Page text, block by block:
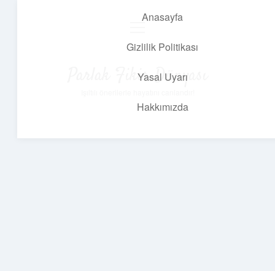
Anasayfa
Gizlilik Politikası
Yasal Uyarı
Hakkımızda
Parlak Fikir Dünyası